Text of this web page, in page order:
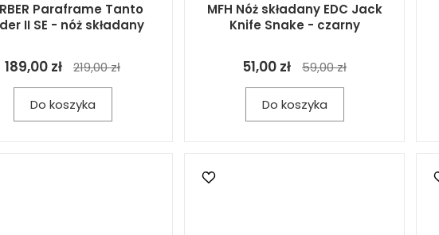
Paraframe Tanto
II SE - nóż składany
189,00 zł 219,00 zł
Do koszyka
MFH Nóż składany EDC Jack
Knife Snake - czarny
51,00 zł 59,00 zł
Do koszyka